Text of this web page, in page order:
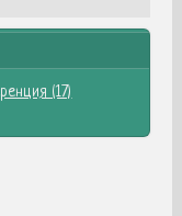
(17)